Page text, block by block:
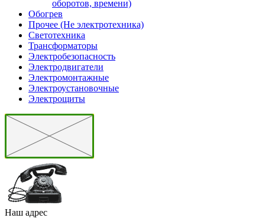
оборотов, времени)
Обогрев
Прочее (Не электротехника)
Светотехника
Трансформаторы
Электробезопасность
Электродвигатели
Электромонтажные
Электроустановочные
Электрощиты
Наш адрес